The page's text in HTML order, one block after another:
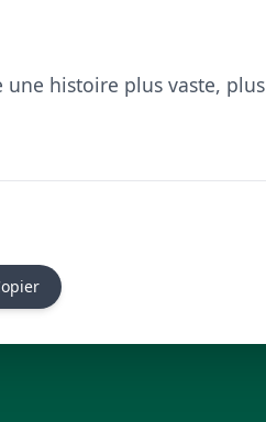
histoire plus vaste,